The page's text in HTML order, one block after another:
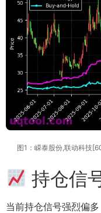
图1：嵘泰股份,联动科技
持仓信
当前持仓信号强烈偏